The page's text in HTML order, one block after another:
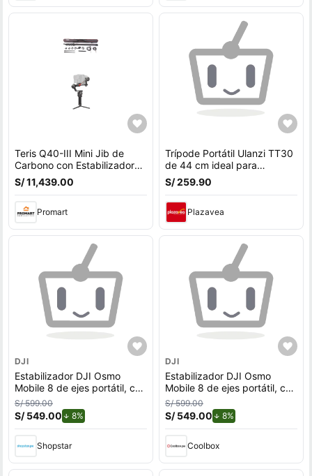
Teris Q40-III Mini Jib de
Carbono con Estabilizador
Gimbal DJI RS 3 Pro -
Soporta Carga de
S/ 11,439.00
Promart
Trípode Portátil Ulanzi TT30
de 44 cm ideal para
fotografías
S/ 259.90
Plazavea
DJI
Estabilizador DJI Osmo
Mobile 8 de ejes portátil, con
trípode integrado,
autonomía 10 horas, para
Android/iPhone, gris
S/ 599.00
S/ 549.00 8%
Shopstar
DJI
Estabilizador DJI Osmo
Mobile 8 de ejes portátil, con
trípode integrado,
autonomía 10 horas, para
Android/iPhone, gris
S/ 599.00
S/ 549.00 8%de descuento.
Coolbox